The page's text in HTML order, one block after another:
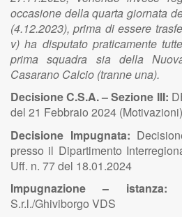
occasione della quarta giornata
(4.12.2023), prima di essere
v) ha disputato praticamente
prima squadra sia della
Casarano Calcio (tranne una).
Decisione C.S.A. – Sezione III:
del 21 Febbraio 2024
Decisione Impugnata:
presso il Dipartimento
Uff. n. 77 del 18.01.2024
Impugnazione –
S.r.l./Ghiviborgo VDS